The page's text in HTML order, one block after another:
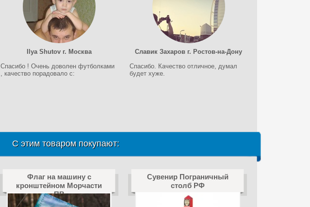
Ilya Shutov г. Москва
Спасибо ! Очень доволен футболками
, качество порадовало c:
Славик Захаров г. Ростов-на-Дону
Спасибо. Качество отличное, думал
будет хуже.
С этим товаром покупают:
Флаг на машину с
кронштейном Морчасти
ПВ
Сувенир Пограничный
столб РФ